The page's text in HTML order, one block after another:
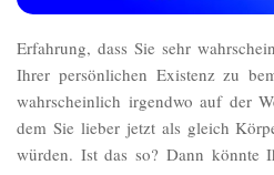
Erfahrung, dass Sie sehr
Ihrer persönlichen Existenz zu
wahrscheinlich irgendwo auf der
dem Sie lieber jetzt als gleich
würden. Ist das so? Dann könnte